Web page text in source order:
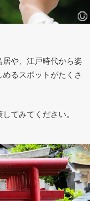
や、江戸時代から姿
るスポットがたくさ
てみてください。